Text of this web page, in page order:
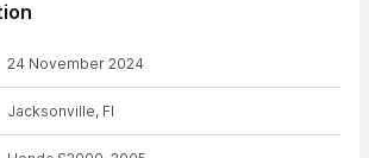
24 November 2024
Jacksonville, Fl